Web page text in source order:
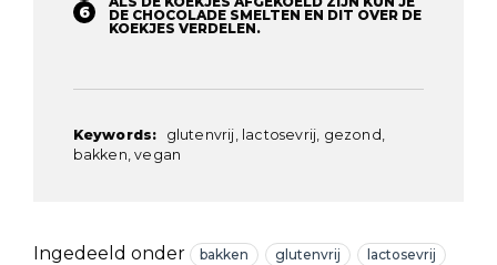
DE CHOCOLADE SMELTEN EN DIT OVER DE
KOEKJES VERDELEN.
Keywords:
glutenvrij, lactosevrij, gezond,
bakken, vegan
Ingedeeld onder bakken glutenvrij
lactosevrij